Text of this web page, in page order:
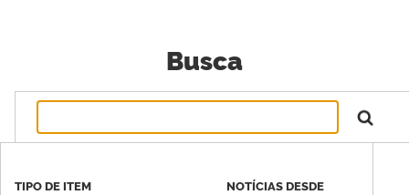
Busca
TIPO DE ITEM NOTÍCIAS DESDE